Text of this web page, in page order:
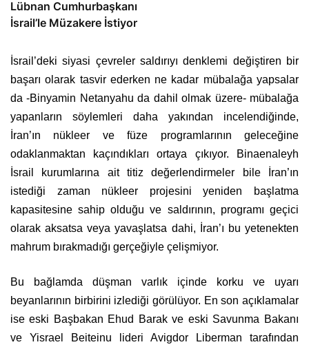
Lübnan Cumhurbaşkanı
İsrail’le Müzakere İstiyor
İsrail’deki siyasi çevreler saldırıyı denklemi değiştiren bir
başarı olarak tasvir ederken ne kadar mübalağa yapsalar
da -Binyamin Netanyahu da dahil olmak üzere- mübalağa
yapanların söylemleri daha yakından incelendiğinde,
İran’ın nükleer ve füze programlarının geleceğine
odaklanmaktan kaçındıkları ortaya çıkıyor. Binaenaleyh
İsrail kurumlarına ait titiz değerlendirmeler bile İran’ın
istediği zaman nükleer projesini yeniden başlatma
kapasitesine sahip olduğu ve saldırının, programı geçici
olarak aksatsa veya yavaşlatsa dahi, İran’ı bu yetenekten
mahrum bırakmadığı gerçeğiyle çelişmiyor.
Bu bağlamda düşman varlık içinde korku ve uyarı
beyanlarının birbirini izlediği görülüyor. En son açıklamalar
ise eski Başbakan Ehud Barak ve eski Savunma Bakanı
ve Yisrael Beiteinu lideri Avigdor Liberman tarafından